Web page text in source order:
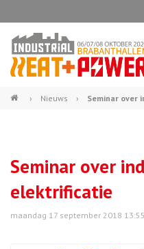
› Nieuws › Seminar
Seminar over
elektrificatie
maandag 17 september 2018 13:55